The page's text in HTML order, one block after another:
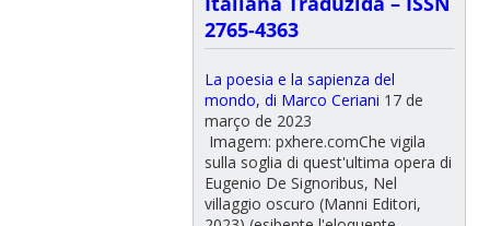
2765-4363
La poesia e la sapienza del
mondo, di Marco Ceriani 17 de
março de 2023
Imagem: pxhere.comChe vigila
sulla soglia di quest'ultima opera di
Eugenio De Signoribus, Nel
villaggio oscuro (Manni Editori,